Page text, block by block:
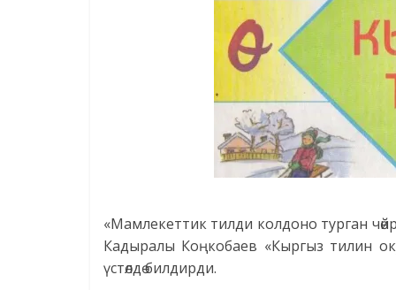
«Мамлекеттик тилди колдоно турган
Кадыралы Коңкобаев «Кыргыз тилин
үстөлдө билдирди.